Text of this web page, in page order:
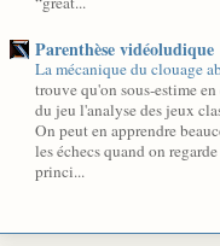
Parenthèse vidéoludique
La mécanique du clouage
trouve qu'on sous-estime en
du jeu l'analyse des jeux
On peut en apprendre
les échecs quand on
princi...